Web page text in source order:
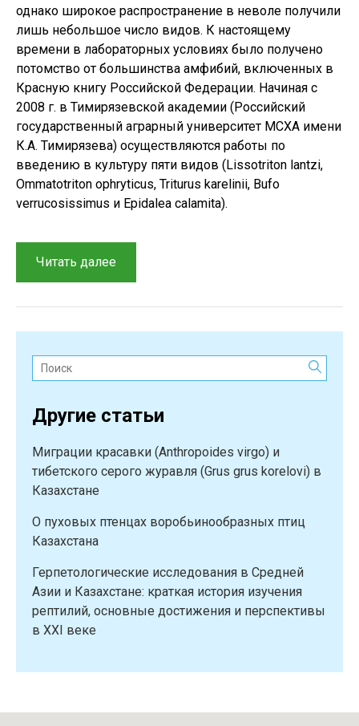
однако широкое распространение в неволе получили
лишь небольшое число видов. К настоящему
времени в лабораторных условиях было получено
потомство от большинства амфибий, включенных в
Красную книгу Российской Федерации. Начиная с
2008 г. в Тимирязевской академии (Российский
государственный аграрный университет МСХА имени
К.А. Тимирязева) осуществляются работы по
введению в культуру пяти видов (Lissotriton lantzi,
Ommatotriton ophryticus, Triturus karelinii, Bufo
verrucosissimus и Epidalea calamita).
Читать далее
методик
исчезающих
и
стран:
опыт
Поиск:
Другие статьи
Миграции красавки (Anthropoides virgo) и
тибетского серого журавля (Grus grus korelovi) в
Казахстане
О пуховых птенцах воробьинообразных птиц
Казахстана
Герпетологические исследования в Средней
Азии и Казахстане: краткая история изучения
рептилий, основные достижения и перспективы
в XXI веке